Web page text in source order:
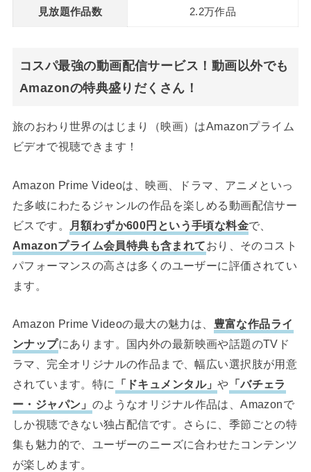
見放題作品数 2.2万作品
コスパ最強の動画配信サービス！動画以外でも
Amazonの特典盛りだくさん！
旅のおわり世界のはじまり（映画）はAmazonプライム
ビデオで視聴できます！
Amazon Prime Videoは、映画、ドラマ、アニメといっ
た多岐にわたるジャンルの作品を楽しめる動画配信サー
ビスです。
月額わずか600円という手頃な料金で、
Amazonプライム会員特典も含まれており、そのコスト
パフォーマンスの高さは多くのユーザーに評価されてい
ます。
Amazon Prime Videoの最大の魅力は、 豊富な作品ライ
ンナップにあります。国内外の最新映画や話題のTVド
ラマ、完全オリジナルの作品まで、幅広い選択肢が用意
されています。特に
「ドキュメンタル」や 「バチェラ
ー・ジャパン」 のようなオリジナル作品は、Amazonで
しか視聴できない独占配信です。さらに、季節ごとの特
集も魅力的で、ユーザーのニーズに合わせたコンテンツ
が楽しめます。